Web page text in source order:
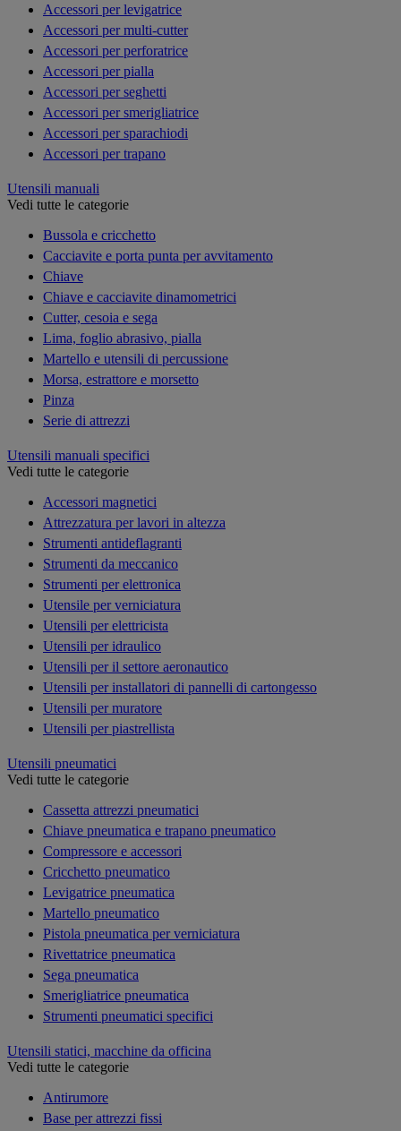
Accessori per levigatrice
Accessori per multi-cutter
Accessori per perforatrice
Accessori per pialla
Accessori per seghetti
Accessori per smerigliatrice
Accessori per sparachiodi
Accessori per trapano
Utensili manuali
Vedi tutte le categorie
Bussola e cricchetto
Cacciavite e porta punta per avvitamento
Chiave
Chiave e cacciavite dinamometrici
Cutter, cesoia e sega
Lima, foglio abrasivo, pialla
Martello e utensili di percussione
Morsa, estrattore e morsetto
Pinza
Serie di attrezzi
Utensili manuali specifici
Vedi tutte le categorie
Accessori magnetici
Attrezzatura per lavori in altezza
Strumenti antideflagranti
Strumenti da meccanico
Strumenti per elettronica
Utensile per verniciatura
Utensili per elettricista
Utensili per idraulico
Utensili per il settore aeronautico
Utensili per installatori di pannelli di cartongesso
Utensili per muratore
Utensili per piastrellista
Utensili pneumatici
Vedi tutte le categorie
Cassetta attrezzi pneumatici
Chiave pneumatica e trapano pneumatico
Compressore e accessori
Cricchetto pneumatico
Levigatrice pneumatica
Martello pneumatico
Pistola pneumatica per verniciatura
Rivettatrice pneumatica
Sega pneumatica
Smerigliatrice pneumatica
Strumenti pneumatici specifici
Utensili statici, macchine da officina
Vedi tutte le categorie
Antirumore
Base per attrezzi fissi